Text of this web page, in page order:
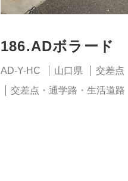
186.ADボラード
AD-Y-HC 山口県
交差点
交差点・通学路・生活道路